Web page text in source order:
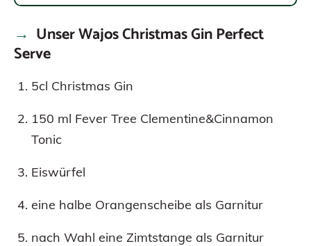
Unser Wajos Christmas Gin Perfect
Serve
5cl Christmas Gin
150 ml Fever Tree Clementine&Cinnamon
Tonic
Eiswürfel
eine halbe Orangenscheibe als Garnitur
nach Wahl eine Zimtstange als Garnitur